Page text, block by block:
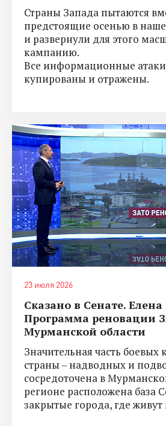
Страны Запада пытаются
предстоящие осенью в
и развернули для этого
кампанию.
Все информационные атаки
купированы и отражены.
23 июля 2026
Сказано в Сенате.
Программа реновации
Мурманской области
Значительная часть боевых
страны – надводных и
сосредоточена в
регионе расположена база
закрытые города, где